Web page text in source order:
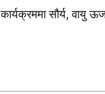
सौर्य, वायु